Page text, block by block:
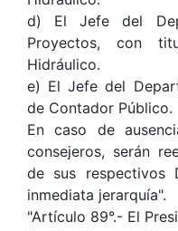
d) El Jefe del
Proyectos, con
Hidráulico.
e) El Jefe del
de Contador Público.
En caso de
consejeros, serán
de sus respectivos
inmediata jerarquía".
"Artículo 89°.- El